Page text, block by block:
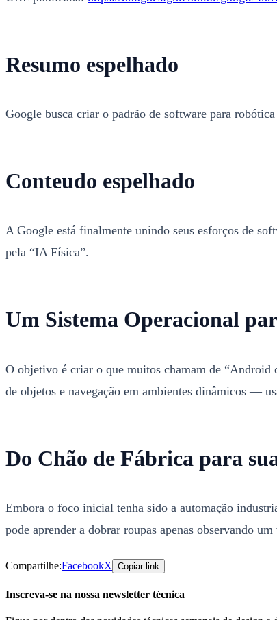
Resumo espelhado
Google busca criar o padrão de software para
Conteudo espelhado
A Google está finalmente unindo seus esforços de
pela “IA Física”.
Um Sistema Operacional
O objetivo é criar o que muitos chamam de
de objetos e navegação em ambientes dinâmicos —
Do Chão de Fábrica para
Embora o foco inicial tenha sido a automação
pode aprender a dobrar roupas apenas observando
Compartilhe:FacebookX Copiar link
Inscreva-se na nossa newsletter técnica